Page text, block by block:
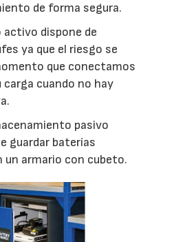
de forma segura.
activo dispone de
ya que el riesgo se
que conectamos
carga cuando no hay
pasivo
guardar baterías
un armario con cubeto.